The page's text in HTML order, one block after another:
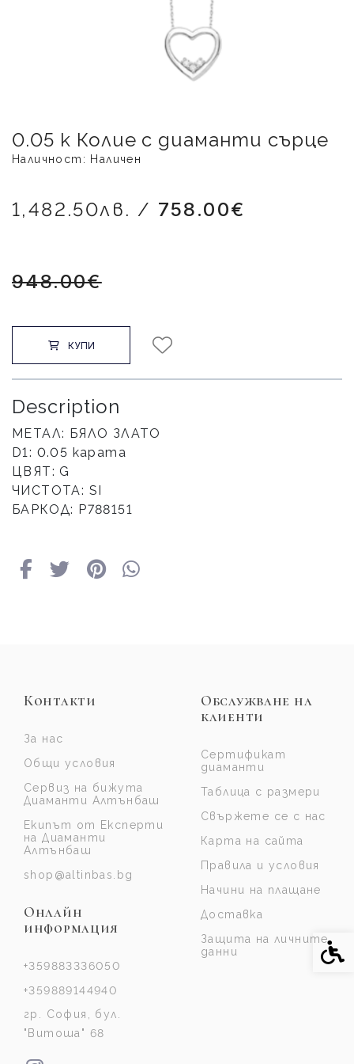
0.05 к Колие с диаманти сърце
Наличност: Наличен
1,482.50лв. / 758.00€
948.00€
КУПИ
Description
МЕТАЛ: БЯЛО ЗЛАТО
D1: 0.05 карата
ЦВЯТ: G
ЧИСТОТА: SI
БАРКОД: Р788151
Контакти
За нас
Общи условия
Сервиз на бижута
Диаманти Алтънбаш
Екипът от Експерти
на Диаманти
Алтънбаш
shop@altinbas.bg
Онлайн
информация
+359883336050
+359889144940
гр. София, бул.
"Витоша" 68
Обслужване на
клиенти
Сертификат
диаманти
Таблица с размери
Свържете се с нас
Карта на сайта
Правила и условия
Начини на плащане
Доставка
Защита на личните
данни